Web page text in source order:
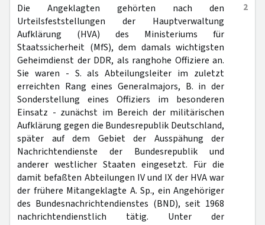
2
Die Angeklagten gehörten nach den
Urteilsfeststellungen der Hauptverwaltung
Aufklärung (HVA) des Ministeriums für
Staatssicherheit (MfS), dem damals wichtigsten
Geheimdienst der DDR, als ranghohe Offiziere an.
Sie waren - S. als Abteilungsleiter im zuletzt
erreichten Rang eines Generalmajors, B. in der
Sonderstellung eines Offiziers im besonderen
Einsatz - zunächst im Bereich der militärischen
Aufklärung gegen die Bundesrepublik Deutschland,
später auf dem Gebiet der Ausspähung der
Nachrichtendienste der Bundesrepublik und
anderer westlicher Staaten eingesetzt. Für die
damit befaßten Abteilungen IV und IX der HVA war
der frühere Mitangeklagte A. Sp., ein Angehöriger
des Bundesnachrichtendienstes (BND), seit 1968
nachrichtendienstlich tätig. Unter der